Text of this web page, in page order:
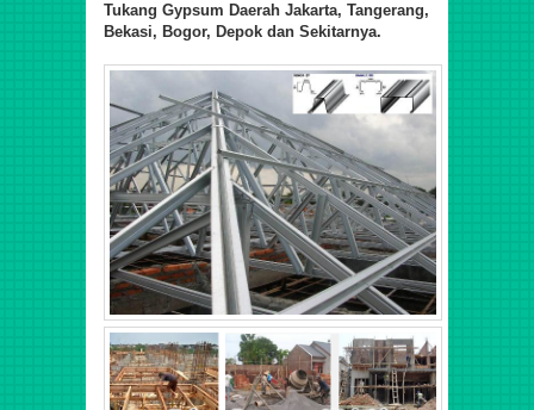
Tukang Gypsum Daerah Jakarta, Tangerang,
Bekasi, Bogor, Depok dan Sekitarnya.